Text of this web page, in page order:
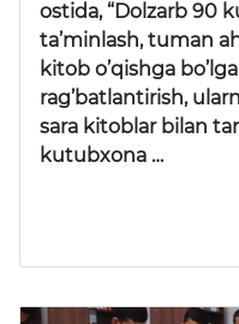
ostida, “Dolzarb 90
ta’minlash, tuman
kitob o’qishga
rag’batlantirish,
sara kitoblar bilan
kutubxona …